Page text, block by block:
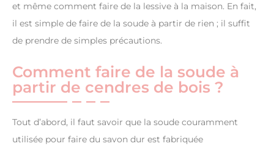
et même comment faire de la lessive à la maison. En fait,
il est simple de faire de la soude à partir de rien ; il suffit
de prendre de simples précautions.
Comment faire de la soude à
partir de cendres de bois ?
Tout d’abord, il faut savoir que la soude couramment
utilisée pour faire du savon dur est fabriquée